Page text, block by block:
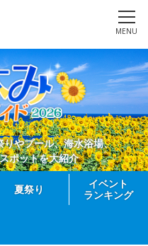
MENU
やプール、海水浴場、
ポットを大紹介
夏祭り
イベント
ランキング